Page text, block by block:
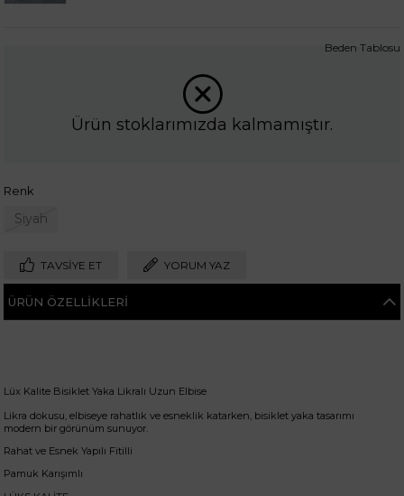
Ürün stoklarımızda kalmamıştır.
Renk
Siyah
Beden Tablosu
TAVSIYE ET YORUM YAZ
ÜRÜN ÖZELLIKLERI
Lüx Kalite Bisiklet Yaka Likralı Uzun Elbise
Likra dokusu, elbiseye rahatlık ve esneklik katarken, bisiklet yaka tasarımı
modern bir görünüm sunuyor.
Rahat ve Esnek Yapılı Fitilli
Pamuk Karışımlı